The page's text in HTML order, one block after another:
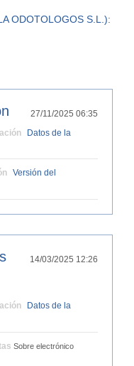
ODOTOLOGOS S.L.):
27/11/2025 06:35
Datos de la
Versión del
14/03/2025 12:26
Datos de la
Sobre electrónico